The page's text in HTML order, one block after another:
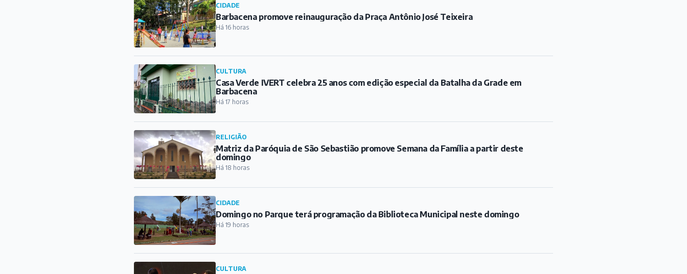
CIDADE
Barbacena promove reinauguração da Praça Antônio José Teixeira
Há 16 horas
CULTURA
Casa Verde IVERT celebra 25 anos com edição especial da Batalha da Grade em
Barbacena
Há 17 horas
RELIGIÃO
Matriz da Paróquia de São Sebastião promove Semana da Família a partir deste
domingo
Há 18 horas
CIDADE
Domingo no Parque terá programação da Biblioteca Municipal neste domingo
Há 19 horas
CULTURA